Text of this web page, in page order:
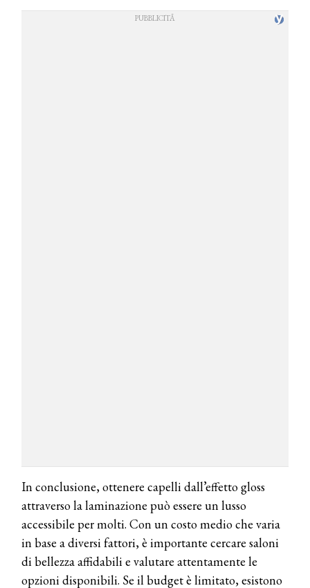
In conclusione, ottenere capelli dall’effetto gloss
attraverso la laminazione può essere un lusso
accessibile per molti. Con un costo medio che varia
in base a diversi fattori, è importante cercare saloni
di bellezza affidabili e valutare attentamente le
opzioni disponibili. Se il budget è limitato, esistono
Continua la carrellata di look firmati
Cotril alla Festa del Cinema di Roma
TONI&GUY
A Natale regala una doppia